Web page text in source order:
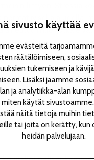
sivusto käyttää
evästeitä
räätälöimiseen,
tukemiseen ja
Lisäksi jaamme
ja analytiikka-alan
käytät
näitä tietoja muihin
tai joita on kerätty,
heidän palvelujaan.
aiheutuu niille, jotka eivät
osu cis-heteronormin
kuulua joukkoon,
Laumaeläimelle
tai kuvitellusta